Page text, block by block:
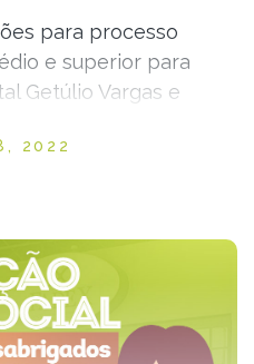
para processo
e superior para
Getúlio Vargas e
2022